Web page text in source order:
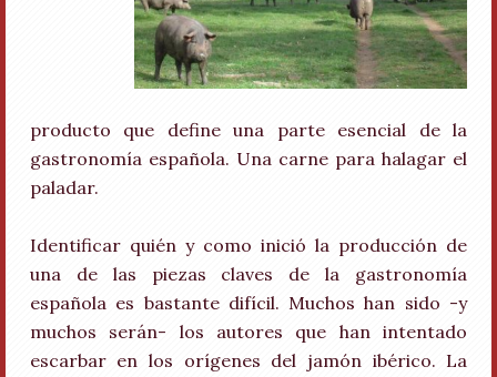
producto que define una parte esencial de la
gastronomía española. Una carne para halagar el
paladar.
Identificar quién y como inició la producción de
una de las piezas claves de la gastronomía
española es bastante difícil. Muchos han sido -y
muchos serán- los autores que han intentado
escarbar en los orígenes del jamón ibérico. La